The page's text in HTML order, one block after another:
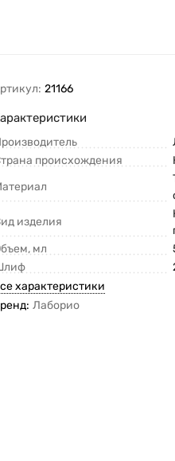
21166
происхождения
изделия
мл
характеристики
Лаборио